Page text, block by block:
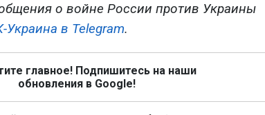
о войне России против Украины
Украина в Telegram.
главное! Подпишитесь на наши
обновления в Google!